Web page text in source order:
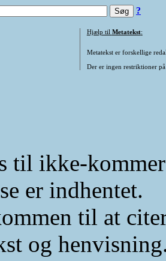
?
Hjælp til Metatekst:
Metatekst er forskellige
Der er ingen restriktioner
til ikke-
er indhentet.
til at
og